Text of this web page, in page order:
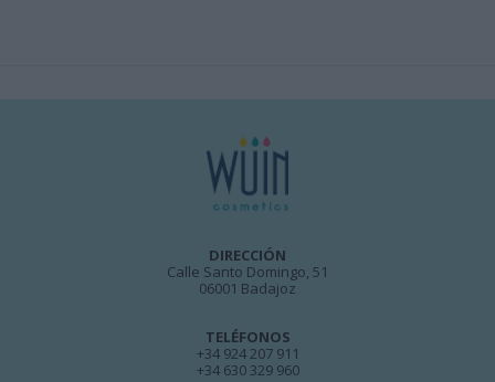
DIRECCIÓN
Calle Santo Domingo, 51
06001 Badajoz
TELÉFONOS
+34 924 207 911
+34 630 329 960